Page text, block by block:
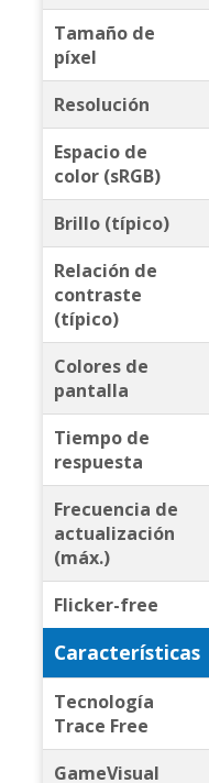
Tamaño de
píxel
Resolución
Espacio de
color (sRGB)
Brillo (típico)
Relación de
contraste
(típico)
Colores de
pantalla
Tiempo de
respuesta
Frecuencia de
actualización
(máx.)
Flicker-free
Características
Tecnología
Trace Free
GameVisual